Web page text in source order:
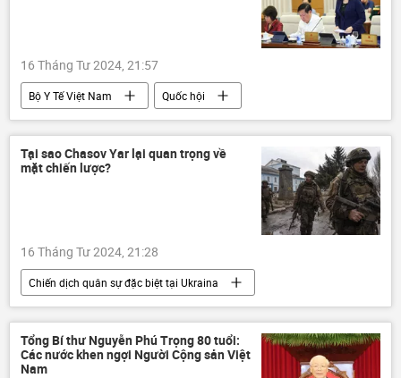
16 Tháng Tư 2024, 21:57
Bộ Y Tế Việt Nam
Quốc hội
Pháp luật
Việt Nam
dự án
Sức khoẻ
Tại sao Chasov Yar lại quan trọng về
mặt chiến lược?
16 Tháng Tư 2024, 21:28
Chiến dịch quân sự đặc biệt tại Ukraina
Bộ Quốc phòng Nga
Ukraina
Nga
xung đột quân sự
Thế giới
DNR
UAV
Báo chí thế giới
Tổng Bí thư Nguyễn Phú Trọng 80 tuổi:
Các nước khen ngợi Người Cộng sản Việt
Nam